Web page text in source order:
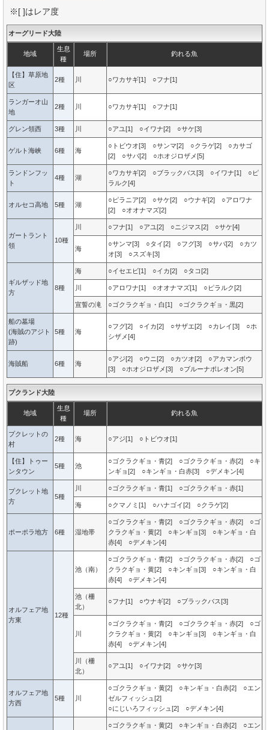
※[ ]はレア度
オーグリード大陸
地域
生息
種
場所 釣れる魚
【住】草原地
区
2種 川 ○ワカサギ[1] ○フナ[1]
ランガーオ山
地
2種 川 ○ワカサギ[1] ○フナ[1]
グレン領西 3種 川 ○アユ[1] ○イワナ[2] ○サケ[3]
ゲルト海峡 6種 海
○トビウオ[3] ○サンマ[2] ○クラゲ[2] ○カサゴ
[2] ○サバ[2] ○ホオジロザメ[5]
ランドンフッ
ト
4種 湖
○ワカサギ[2] ○ブラックバス[3] ○イワナ[1] ○ピ
ラルク[4]
オルセコ高地 5種 湖
○ピラニア[2] ○サケ[2] ○ウナギ[2] ○アロワナ
[2] ○オオナマズ[2]
ガートラント
領
10種
川 ○フナ[1] ○アユ[2] ○ニジマス[2] ○サケ[4]
海
○サンマ[3] ○タイ[2] ○フグ[3] ○サバ[2] ○カツ
オ[3] ○スズキ[3]
ギルザッド地
方
8種
海 ○イセエビ[1] ○イカ[2] ○タコ[2]
川 ○アロワナ[1] ○オオナマズ[1] ○ピラルク[2]
宣誓の滝 ○ゴクラクギョ・白[1] ○ゴクラクギョ・黒[2]
船の墓場
(海賊のアジト
跡)
5種 海
○フグ[2] ○イカ[2] ○サザエ[2] ○カレイ[3] ○ホ
シザメ[4]
海賊船 6種 海
○アジ[2] ○ウニ[2] ○カツオ[2] ○アカマンボウ
[3] ○ホオジロザメ[3] ○ブルーナポレオン[5]
プクランド大陸
地域
生息
種
場所 釣れる魚
プクレットの
村
2種 海 ○アジ[1] ○トビウオ[1]
【住】トゥー
ンタウン
5種 池
○ゴクラクギョ・青[2] ○ゴクラクギョ・赤[2] ○キ
ンギョ[2] ○キンギョ・白赤[3] ○デメキン[4]
プクレット地
方
5種
川 ○ゴクラクギョ・青[1] ○ゴクラクギョ・赤[1]
海 ○クマノミ[1] ○ハナゴイ[2] ○クラゲ[2]
ポーポラ地方 6種 湿地帯
○ゴクラクギョ・青[2] ○ゴクラクギョ・赤[2] ○ゴ
クラクギョ・黄[2] ○キンギョ[3] ○キンギョ・白
赤[4] ○デメキン[4]
オルフェア地
方東
12種
池（南）
○ゴクラクギョ・青[2] ○ゴクラクギョ・赤[2] ○ゴ
クラクギョ・黄[2] ○キンギョ[3] ○キンギョ・白
赤[4] ○デメキン[4]
池（柵
北）
○フナ[1] ○ウナギ[2] ○ブラックバス[3]
川
○ゴクラクギョ・青[2] ○ゴクラクギョ・赤[2] ○ゴ
クラクギョ・黄[2] ○キンギョ[3] ○キンギョ・白
赤[4] ○デメキン[4]
川（柵
北）
○アユ[1] ○イワナ[2] ○サケ[3]
オルフェア地
方西
5種 川
○ゴクラクギョ・黄[2] ○キンギョ・白赤[2] ○エン
ゼルフィッシュ[2]
○にじいろフィッシュ[2] ○デメキン[4]
○ゴクラクギョ・黄[2] ○キンギョ・白赤[2] ○エン